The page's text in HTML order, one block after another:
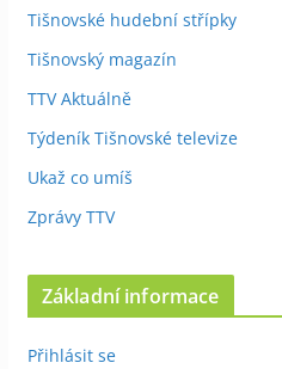
Tišnovské hudební střípky
Tišnovský magazín
TTV Aktuálně
Týdeník Tišnovské televize
Ukaž co umíš
Zprávy TTV
Základní informace
Přihlásit se